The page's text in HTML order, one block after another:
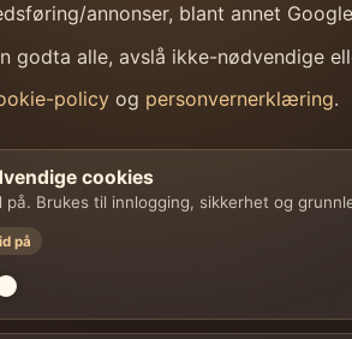
annonser, blant annet
godta alle, avslå ikke-nødvendige
policy og personvernerklæring.
cookies
på. Brukes til innlogging, sikkerhet og
på